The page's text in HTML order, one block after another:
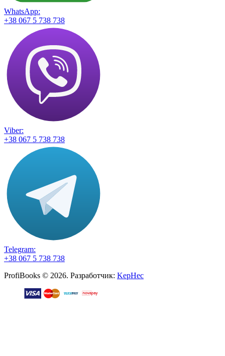
WhatsApp:
+38 067 5 738 738
Viber:
+38 067 5 738 738
Telegram:
+38 067 5 738 738
ProfiBooks © 2026. Разработчик: KepHec